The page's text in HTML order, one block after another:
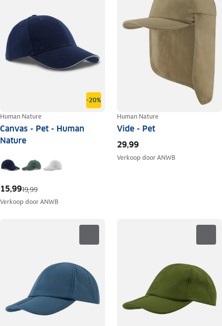
-20%
Human Nature
Canvas - Pet - Human
Nature
15,9919,99
Verkoop doorANWB
Human Nature
Vide - Pet
29,99
Verkoop doorANWB